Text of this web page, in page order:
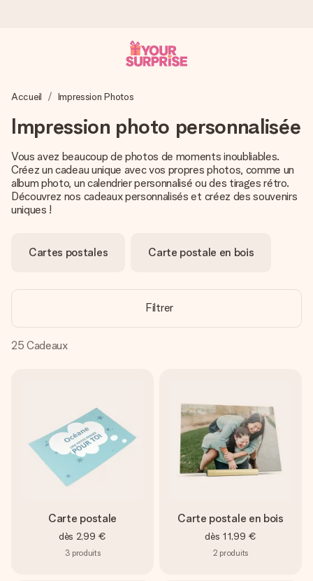
Nous préparons votre cadeau avec attention et l’envoyons
quand cela compte le plus.
4,9 (sur la base de +15 000 avis)
Nos cadeaux sont appréciés. Les clients nous attribuent
son prénom, votre photo ou un message qui touche le cœur.
Sans complications, juste tout l’amour pour le moment idéal.
Accueil Impression Photos
Impression photo personnalisée
Vous avez beaucoup de photos de moments inoubliables.
Créez un cadeau unique avec vos propres photos, comme un
album photo, un calendrier personnalisé ou des tirages rétro.
Découvrez nos cadeaux personnalisés et créez des souvenirs
uniques !
Cartes postales Carte postale en bois
Filtrer
25 Cadeaux
Carte postale
dès 2,99 €
3 produits
Carte postale en bois
dès 11,99 €
2 produits